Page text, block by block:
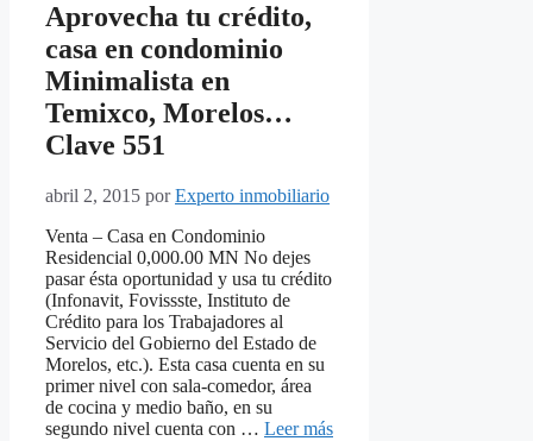
Aprovecha tu crédito,
casa en condominio
Minimalista en
Temixco, Morelos…
Clave 551
abril 2, 2015 porExperto inmobiliario
Venta – Casa en Condominio
Residencial 0,000.00 MN No dejes
pasar ésta oportunidad y usa tu crédito
(Infonavit, Fovissste, Instituto de
Crédito para los Trabajadores al
Servicio del Gobierno del Estado de
Morelos, etc.). Esta casa cuenta en su
primer nivel con sala-comedor, área
de cocina y medio baño, en su
segundo nivel cuenta con … Leer más